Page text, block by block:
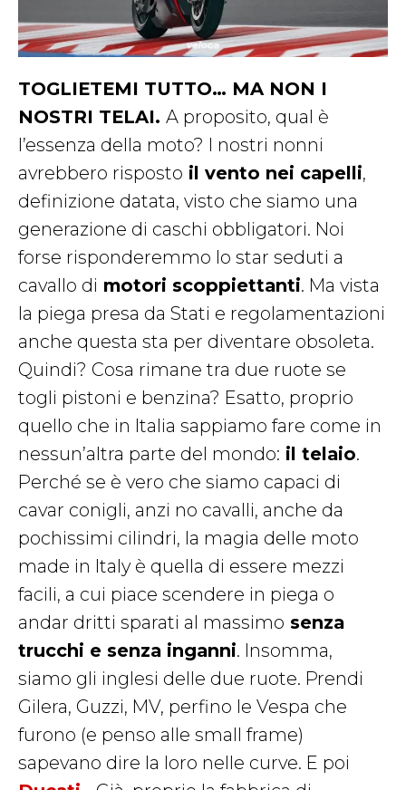
TOGLIETEMI TUTTO… MA NON I
NOSTRI TELAI. A proposito, qual è
l’essenza della moto? I nostri nonni
avrebbero risposto il vento nei capelli,
definizione datata, visto che siamo una
generazione di caschi obbligatori. Noi
forse risponderemmo lo star seduti a
cavallo di motori scoppiettanti. Ma vista
la piega presa da Stati e regolamentazioni
anche questa sta per diventare obsoleta.
Quindi? Cosa rimane tra due ruote se
togli pistoni e benzina? Esatto, proprio
quello che in Italia sappiamo fare come in
nessun’altra parte del mondo: il telaio.
Perché se è vero che siamo capaci di
cavar conigli, anzi no cavalli, anche da
pochissimi cilindri, la magia delle moto
made in Italy è quella di essere mezzi
facili, a cui piace scendere in piega o
andar dritti sparati al massimo senza
trucchi e senza inganni. Insomma,
siamo gli inglesi delle due ruote. Prendi
Gilera, Guzzi, MV, perfino le Vespa che
furono (e penso alle small frame)
sapevano dire la loro nelle curve. E poi